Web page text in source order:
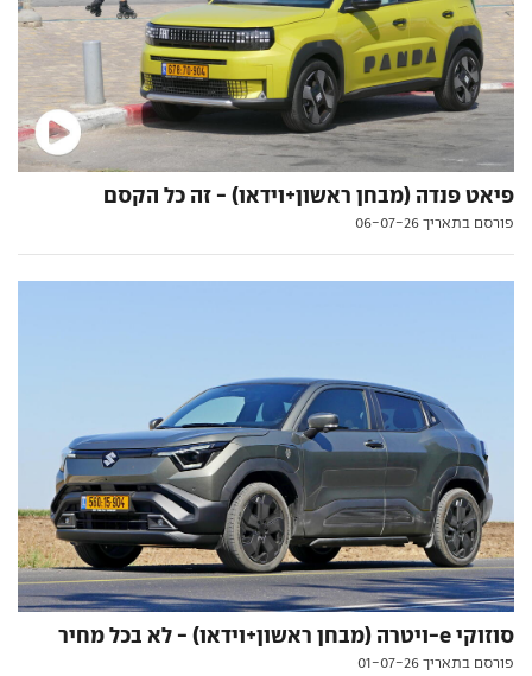
פיאט פנדה (מבחן ראשון+וידאו) - זה כל הקסם
פורסם בתאריך 06-07-26
סוזוקי e-ויטרה (מבחן ראשון+וידאו) - לא בכל מחיר
פורסם בתאריך 01-07-26